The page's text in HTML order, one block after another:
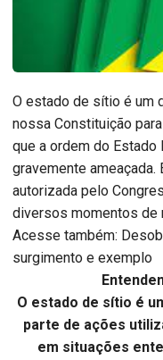
O estado de sítio é um
nossa Constituição
que a ordem do
gravemente
autorizada pelo
diversos momentos de
Acesse também:
surgimento e exemplo
O estado de sítio é
parte de ações
em situações